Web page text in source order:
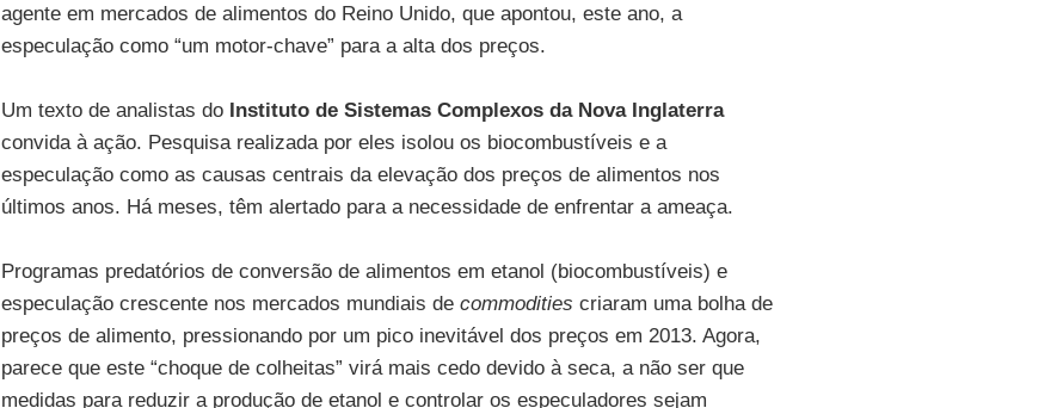
agente em mercados de alimentos do Reino Unido, que apontou, este ano, a
especulação como “um motor-chave” para a alta dos preços.
Um texto de analistas do Instituto de Sistemas Complexos da Nova Inglaterra
convida à ação. Pesquisa realizada por eles isolou os biocombustíveis e a
especulação como as causas centrais da elevação dos preços de alimentos nos
últimos anos. Há meses, têm alertado para a necessidade de enfrentar a ameaça.
Programas predatórios de conversão de alimentos em etanol (biocombustíveis) e
especulação crescente nos mercados mundiais de commodities criaram uma bolha de
preços de alimento, pressionando por um pico inevitável dos preços em 2013. Agora,
parece que este “choque de colheitas” virá mais cedo devido à seca, a não ser que
medidas para reduzir a produção de etanol e controlar os especuladores sejam